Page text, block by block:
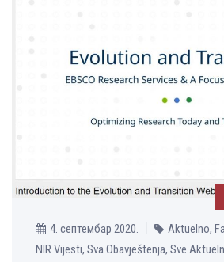
4. септембар 2020.
Aktuelno,
NIR Vijesti, Sva Obavještenja, Sve